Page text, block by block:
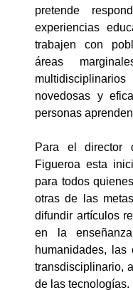
pretende
experiencias
trabajen con
áreas
novedosas y
personas
Para el director
Figueroa esta
para todos
otras de las
difundir artículos
en la
humanidades,
transdisciplinario,
de las tecnologías.